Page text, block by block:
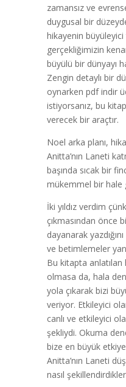
zamansız ve
duygusal bir
hikayenin büyüleyici
gerçekliğimizin
büyülü bir dünyayı
Zengin detaylı bir
oynarken pdf indir
istiyorsanız, bu
verecek bir araçtır.
Noel arka planı,
Anitta’nın Laneti
başında sıcak bir
mükemmel bir hale
İki yıldız verdim
çıkmasından önce
dayanarak
ve betimlemeler
Bu kitapta anlatılan
olmasa da, hala
yola çıkarak bizi
veriyor. Etkileyici
canlı ve etkileyici
şekliydi. Okuma
bize en büyük
Anitta’nın Laneti
nasıl